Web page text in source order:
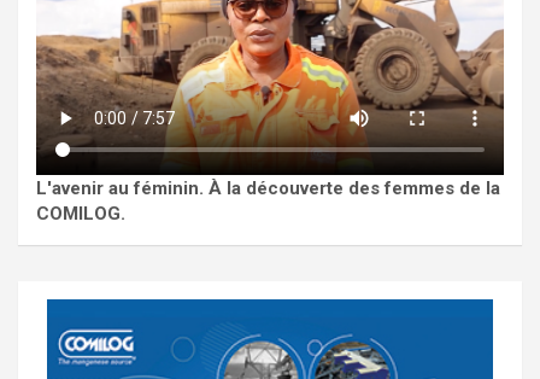
L'avenir au féminin. À la découverte des femmes de la
COMILOG.